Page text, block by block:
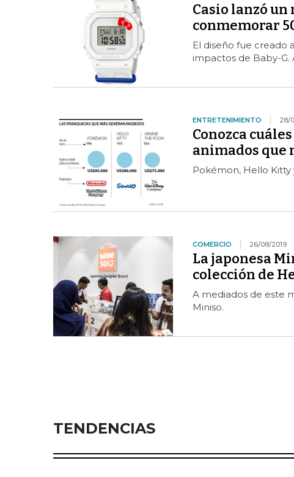
Casio lanzó
conmemorar
El diseño fue creado
impactos de Baby-G.
ENTRETENIMIENTO 28/
Conozca
animados que
Pokémon, Hello Kitty
COMERCIO 26/08/2019
La japonesa
colección de
A mediados de este
Miniso.
TENDENCIAS